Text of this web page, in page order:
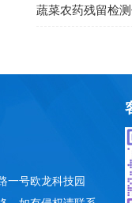
蔬菜农药残留检
一号欧龙科技园